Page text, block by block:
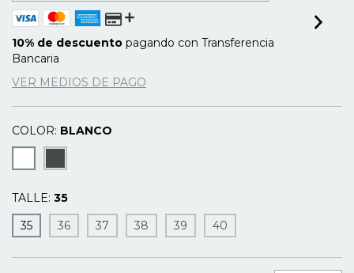
10% de descuento pagando con Transferencia
Bancaria
VER MEDIOS DE PAGO
COLOR: BLANCO
TALLE: 35
35
36 37 38 39 40